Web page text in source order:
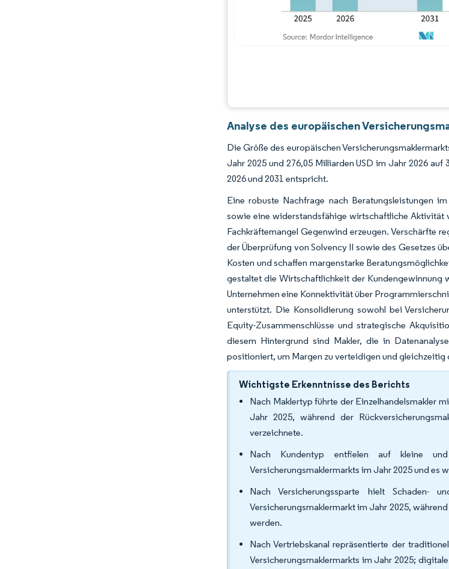
Analyse des europäischen
Die Größe des europäischen
Jahr 2025 und 276,05 Milliarden USD im Jahr 2026
2026 und 2031 entspricht.
Eine robuste Nachfrage nach Beratungsleistungen
sowie eine widerstandsfähige wirtschaftliche Aktivität
Fachkräftemangel Gegenwind erzeugen. Verschärfte
der Überprüfung von Solvency II sowie des Gesetzes
Kosten und schaffen margenstarke
gestaltet die Wirtschaftlichkeit der Kundengewinnung
Unternehmen eine Konnektivität über
unterstützt. Die Konsolidierung sowohl bei
Equity-Zusammenschlüsse und strategische
diesem Hintergrund sind Makler, die in
positioniert, um Margen zu verteidigen und gleichzeitig
Wichtigste Erkenntnisse des Berichts
Nach Maklertyp führte der Einzelhandelsmakler
Jahr 2025, während der
verzeichnete.
Nach Kundentyp entfielen auf kleine
Versicherungsmaklermarkts im Jahr 2025 und es
Nach Versicherungssparte hielt Schaden-
Versicherungsmaklermarkt im Jahr 2025,
werden.
Nach Vertriebskanal repräsentierte der
Versicherungsmaklermarkts im Jahr 2025;